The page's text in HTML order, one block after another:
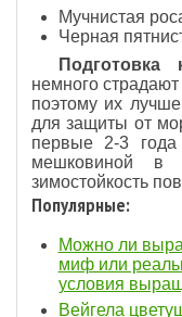
Мучнистая
Черная
Подготовка
немного
поэтому их
для защиты от
первые 2-3 года
мешковиной
зимостойкость
Популярные:
Можно ли
миф или
условия
Вейгела